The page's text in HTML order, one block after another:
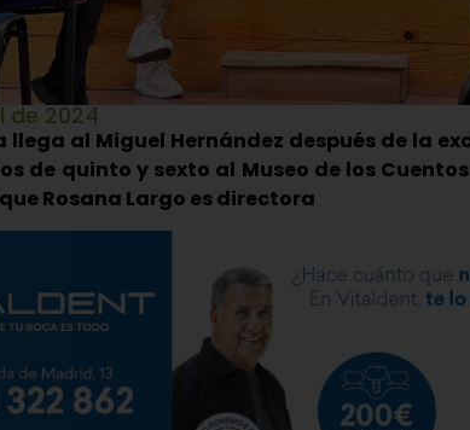
de 2024
llega al Miguel Hernández después de la
de quinto y sexto al Museo de los
Rosana Largo es directora